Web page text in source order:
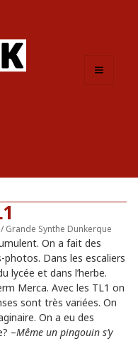
Grande Synthe Dunkerque
On a fait des
Dans les escaliers
lycée et dans l’herbe.
Merca. Avec les TL1 on
sont très variées. On
On a eu des
–Même un pingouin s’y